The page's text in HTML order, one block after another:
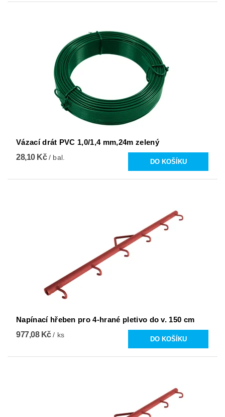
Vázací drát PVC 1,0/1,4 mm,24m zelený
28,10 Kč/ bal.
Napínací hřeben pro 4-hrané pletivo do v. 150 cm
977,08 Kč/ ks